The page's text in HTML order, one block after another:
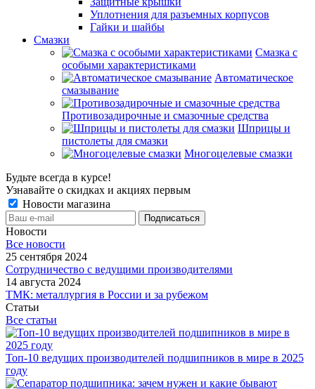
Уплотнения для разъемных корпусов
Гайки и шайбы
Смазки
Смазка с
особыми характеристиками
Автоматическое
смазывание
Противозадирочные и смазочные средства
Шприцы и
пистолеты для смазки
Многоцелевые смазки
Будьте всегда в курсе!
Узнавайте о скидках и акциях первым
Новости магазина
Новости
Все новости
25 сентября 2024
Сотрудничество с ведущими производителями
14 августа 2024
ТМК: металлургия в России и за рубежом
Статьи
Все статьи
Топ-10 ведущих производителей подшипников в мире в 2025
году